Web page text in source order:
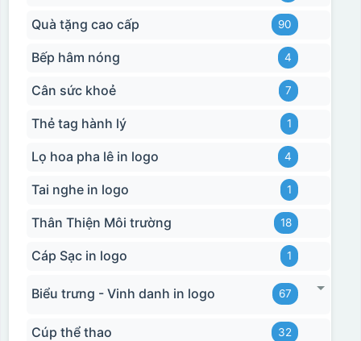
Quà tặng cao cấp 90
Bếp hâm nóng 4
Cân sức khoẻ 7
Thẻ tag hành lý 1
Lọ hoa pha lê in logo 4
Tai nghe in logo 1
Thân Thiện Môi trường 18
Cáp Sạc in logo 1
Biểu trưng - Vinh danh in logo 67
Cúp thể thao 32